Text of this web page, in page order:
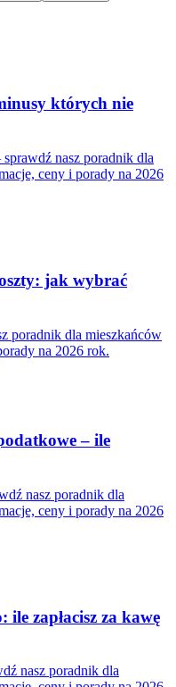
których nie
nasz poradnik dla
ceny i porady na 2026
jak wybrać
poradnik dla mieszkańców
na 2026 rok.
– ile
nasz poradnik dla
ceny i porady na 2026
ile zapłacisz za kawę
nasz poradnik dla